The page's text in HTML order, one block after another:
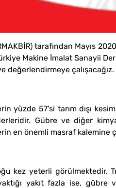
tarafından Mayıs
Makine İmalat Sanayii
değerlendirmeye çalışacağız.
yüzde 57’si tarım dışı
Gübre ve diğer
en önemli masraf kalemine
kez yeterli
yakıt fazla ise,